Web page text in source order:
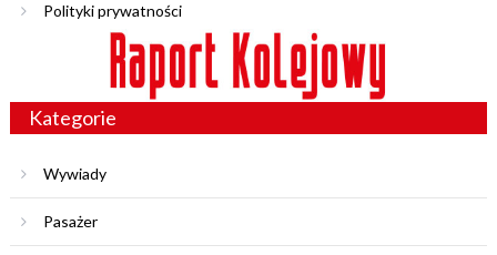
Polityki prywatności
Kategorie
Wywiady
Pasażer